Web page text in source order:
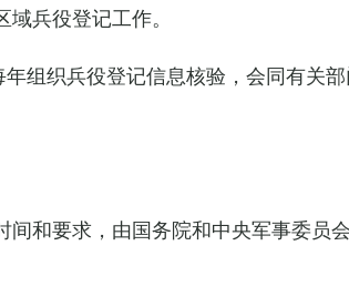
兵役登记工作。
组织兵役登记信息核验，会同有关
和要求，由国务院和中央军事委员